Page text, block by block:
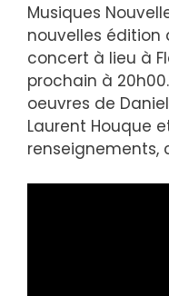
Musiques
nouvelles édition
concert à lieu à
prochain à
oeuvres de
Laurent Houque
renseignements,